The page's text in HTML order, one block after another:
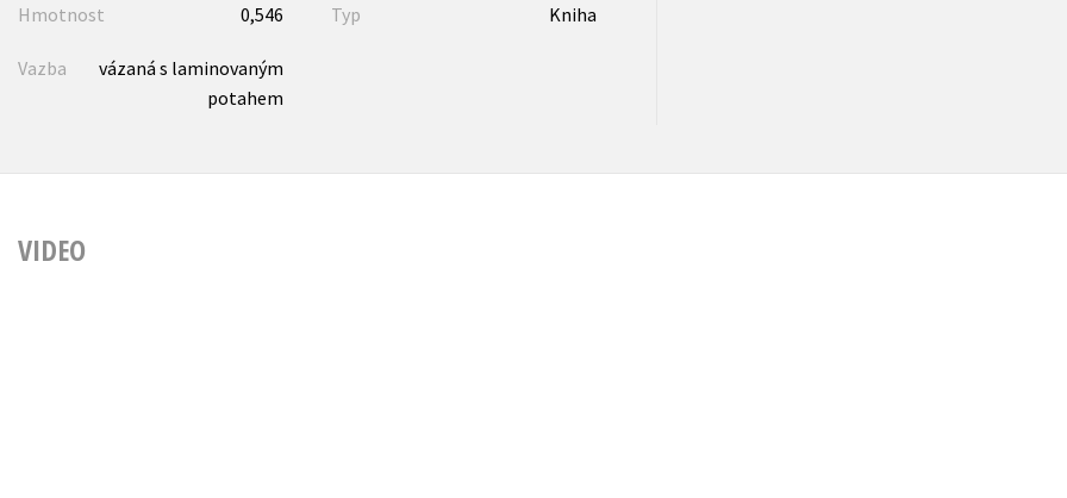
Hmotnost 0,546 Typ Kniha
Vazba
vázaná s laminovaným
potahem
VIDEO